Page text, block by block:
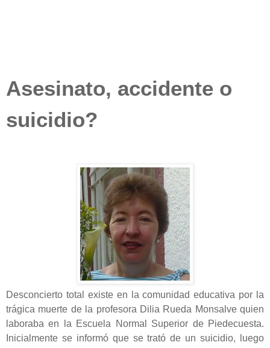
Asesinato, accidente o
suicidio?
Desconcierto total existe en la comunidad educativa por la
trágica muerte de la profesora Dilia Rueda Monsalve quien
laboraba en la Escuela Normal Superior de Piedecuesta.
Inicialmente se informó que se trató de un suicidio, luego